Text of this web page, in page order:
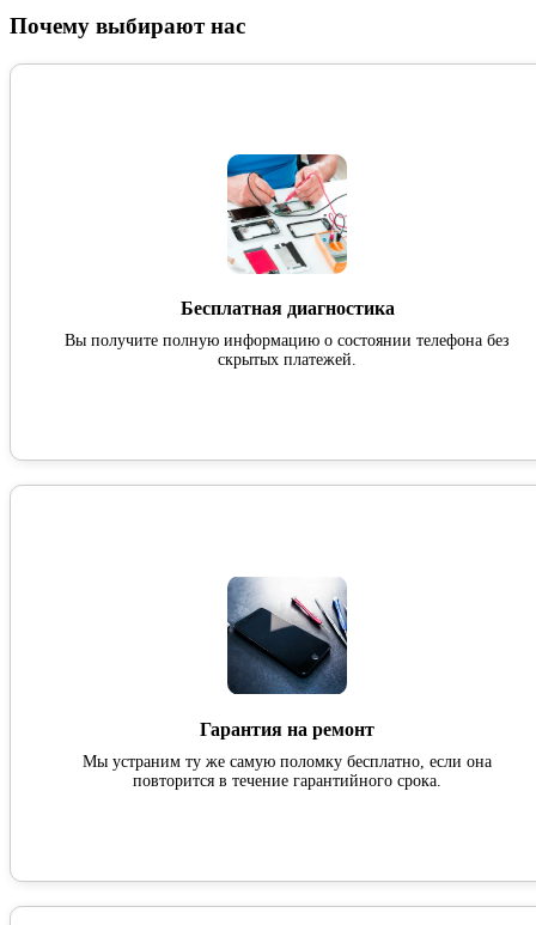
Почему выбирают нас
Бесплатная диагностика
Вы получите полную информацию о состоянии телефона без
скрытых платежей.
Гарантия на ремонт
Мы устраним ту же самую поломку бесплатно, если она
повторится в течение гарантийного срока.